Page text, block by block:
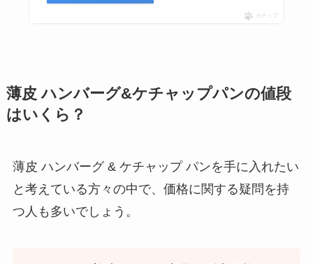
ポチップ
薄皮 ハンバーグ&ケチャップパンの値段
はいくら？
薄皮 ハンバーグ & ケチャップ パンを手に入れたい
と考えている方々の中で、価格に関する疑問を持
つ人も多いでしょう。